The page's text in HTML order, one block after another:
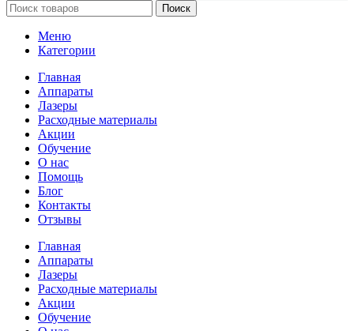
Поиск
Меню
Категории
Главная
Аппараты
Лазеры
Расходные материалы
Акции
Обучение
О нас
Помощь
Блог
Контакты
Отзывы
Главная
Аппараты
Лазеры
Расходные материалы
Акции
Обучение